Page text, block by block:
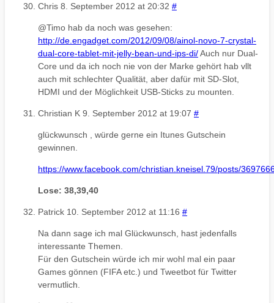
Chris 8. September 2012 at 20:32 #
@Timo hab da noch was gesehen:
http://de.engadget.com/2012/09/08/ainol-novo-7-crystal-
dual-core-tablet-mit-jelly-bean-und-ips-di/Auch nur Dual-
Core und da ich noch nie von der Marke gehört hab vllt
auch mit schlechter Qualität, aber dafür mit SD-Slot,
HDMI und der Möglichkeit USB-Sticks zu mounten.
Christian K 9. September 2012 at 19:07 #
glückwunsch , würde gerne ein Itunes Gutschein
gewinnen.
https://www.facebook.com/christian.kneisel.79/posts/
Lose: 38,39,40
Patrick 10. September 2012 at 11:16 #
Na dann sage ich mal Glückwunsch, hast jedenfalls
interessante Themen.
Für den Gutschein würde ich mir wohl mal ein paar
Games gönnen (FIFA etc.) und Tweetbot für Twitter
vermutlich.